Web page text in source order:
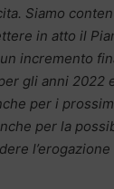
Siamo
in atto il
incremento
gli anni
per i
per la